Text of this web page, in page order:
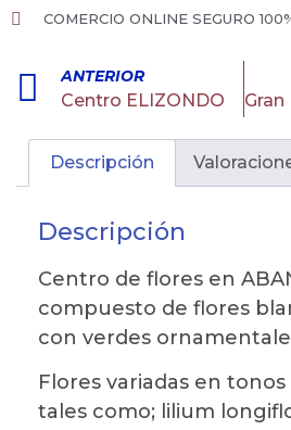
COMERCIO ONLINE SEGURO
ANTERIOR
Centro ELIZONDO
Descripción
Descripción
Centro de flores en
compuesto de flores
con verdes
Flores variadas en
tales como; lilium